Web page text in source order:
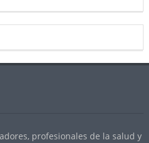
profesionales de la salud y